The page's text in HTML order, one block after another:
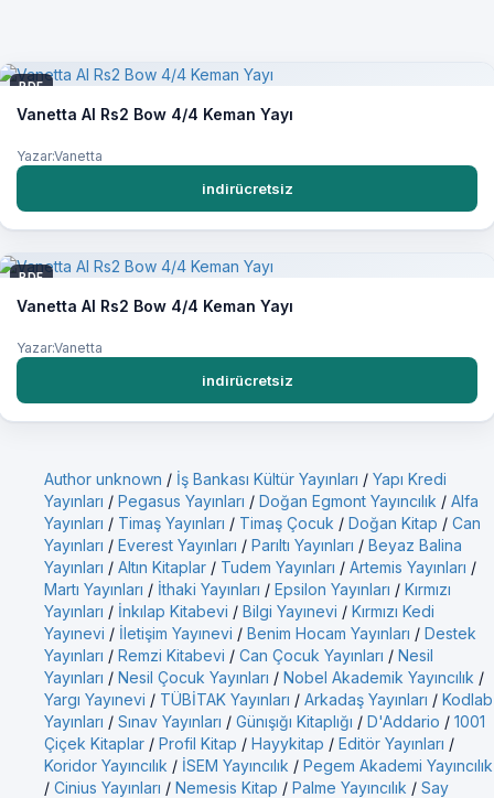
PDF
Vanetta Al Rs2 Bow 4/4 Keman Yayı
Yazar:Vanetta
indirücretsiz
PDF
Vanetta Al Rs2 Bow 4/4 Keman Yayı
Yazar:Vanetta
indirücretsiz
Author unknown / İş Bankası Kültür Yayınları / Yapı Kredi
Yayınları / Pegasus Yayınları / Doğan Egmont Yayıncılık / Alfa
Yayınları / Timaş Yayınları / Timaş Çocuk / Doğan Kitap / Can
Yayınları / Everest Yayınları / Parıltı Yayınları / Beyaz Balina
Yayınları / Altın Kitaplar / Tudem Yayınları / Artemis Yayınları /
Martı Yayınları / İthaki Yayınları / Epsilon Yayınları / Kırmızı
Yayınları / İnkılap Kitabevi / Bilgi Yayınevi / Kırmızı Kedi
Yayınevi / İletişim Yayınevi / Benim Hocam Yayınları / Destek
Yayınları / Remzi Kitabevi / Can Çocuk Yayınları / Nesil
Yayınları / Nesil Çocuk Yayınları / Nobel Akademik Yayıncılık /
Yargı Yayınevi / TÜBİTAK Yayınları / Arkadaş Yayınları / Kodlab
Yayınları / Sınav Yayınları / Günışığı Kitaplığı / D'Addario / 1001
Çiçek Kitaplar / Profil Kitap / Hayykitap / Editör Yayınları /
Koridor Yayıncılık / İSEM Yayıncılık / Pegem Akademi Yayıncılık
/ Cinius Yayınları / Nemesis Kitap / Palme Yayıncılık / Say